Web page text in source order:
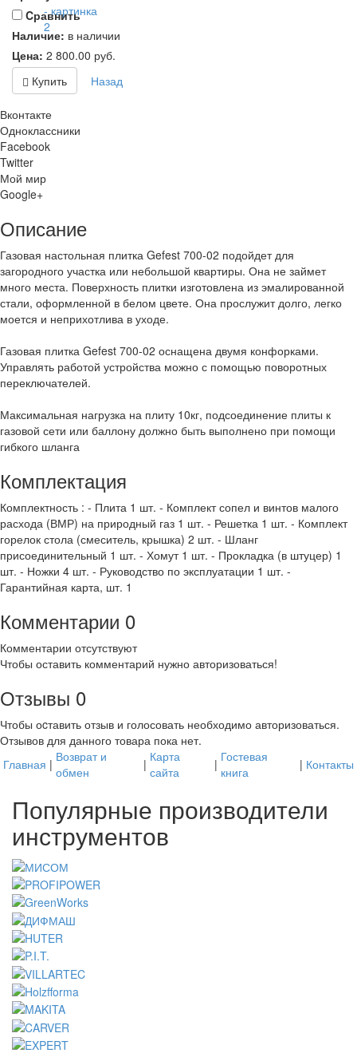
Cравнить
Наличие: в наличии
Цена: 2 800.00 руб.
Купить
Назад
Вконтакте
Одноклассники
Facebook
Twitter
Мой мир
Google+
Описание
Газовая настольная плитка Gefest 700-02 подойдет для
загородного участка или небольшой квартиры. Она не займет
много места. Поверхность плитки изготовлена из эмалированной
стали, оформленной в белом цвете. Она прослужит долго, легко
моется и неприхотлива в уходе.
Газовая плитка Gefest 700-02 оснащена двумя конфорками.
Управлять работой устройства можно с помощью поворотных
переключателей.
Максимальная нагрузка на плиту 10кг, подсоединение плиты к
газовой сети или баллону должно быть выполнено при помощи
гибкого шланга
Комплектация
Комплектность : - Плита 1 шт. - Комплект сопел и винтов малого
расхода (ВМР) на природный газ 1 шт. - Решетка 1 шт. - Комплект
горелок стола (смеситель, крышка) 2 шт. - Шланг
присоединительный 1 шт. - Хомут 1 шт. - Прокладка (в штуцер) 1
шт. - Ножки 4 шт. - Руководство по эксплуатации 1 шт. -
Гарантийная карта, шт. 1
Комментарии 0
Комментарии отсутствуют
Чтобы оставить комментарий нужно авторизоваться!
Отзывы 0
Чтобы оcтавить отзыв и голосовать необходимо авторизоваться.
Отзывов для данного товара пока нет.
Главная | Возврат и
обмен
| Карта
сайта
| Гостевая
книга
| Контакты
Популярные производители
инструментов